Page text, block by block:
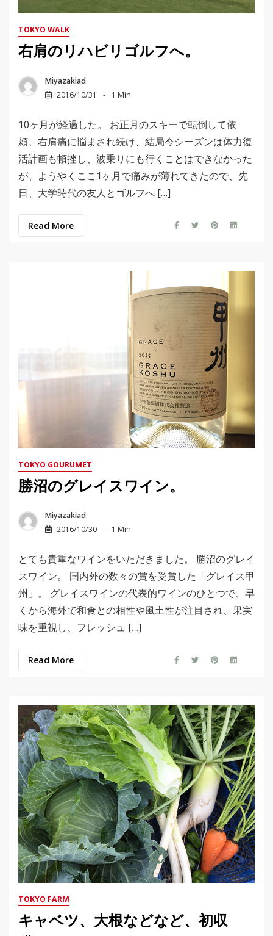
TOKYO WALK
右肩のリハビリゴルフへ。
Miyazakiad
2016/10/31
1 Min
10ヶ月が経過した。 お正月のスキーで転倒して依
頼、右肩痛に悩まされ続け、結局今シーズンは体力復
活計画も頓挫し、波乗りにも行くことはできなかった
が、ようやくここ1ヶ月で痛みが薄れてきたので、先
日、大学時代の友人とゴルフへ […]
Read More
TOKYO GOURUMET
勝沼のグレイスワイン。
Miyazakiad
2016/10/30
1 Min
とても貴重なワインをいただきました。 勝沼のグレイ
スワイン。 国内外の数々の賞を受賞した「グレイス甲
州」。 グレイスワインの代表的ワインのひとつで、早
くから海外で和食との相性や風土性が注目され、果実
味を重視し、フレッシュ […]
Read More
TOKYO FARM
キャベツ、大根などなど、初収